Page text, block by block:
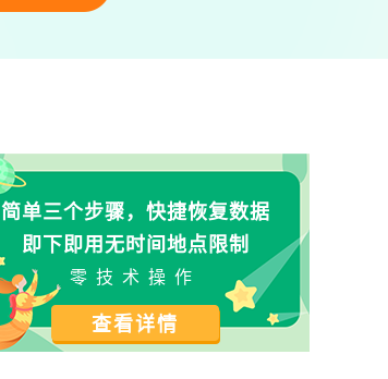
简单三个步骤，快捷恢复数据
即下即用无时间地点限制
零技术操作
查看详情